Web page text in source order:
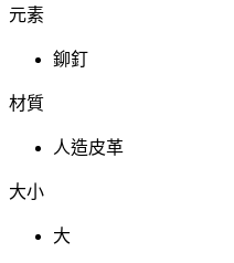
元素
鉚釘
材質
人造皮革
大小
大